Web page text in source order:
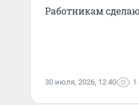
Работникам
30 июля, 2026, 12:40 1